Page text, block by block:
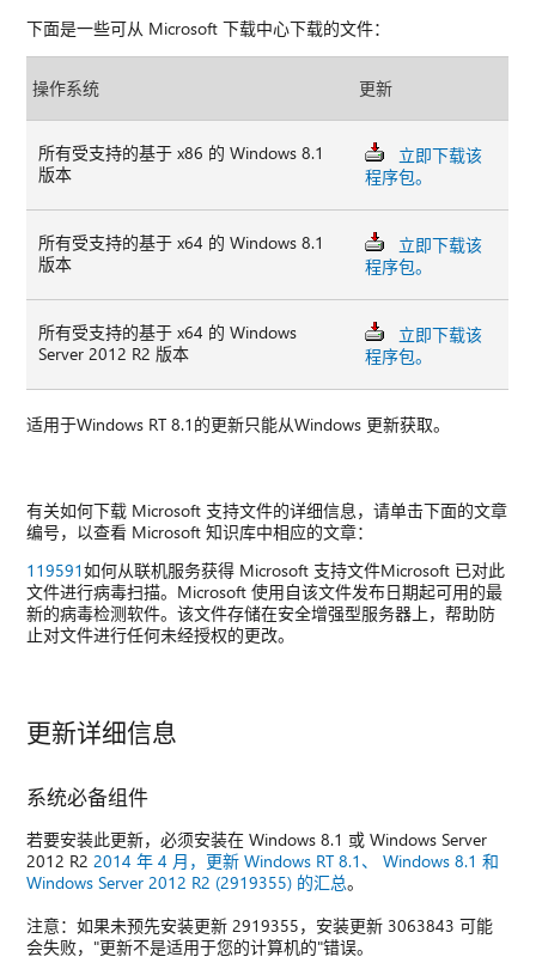
下面是一些可从 Microsoft 下载中心下载的文件：
操作系统 更新
所有受支持的基于 x86 的 Windows 8.1
版本
立即下载该
程序包。
所有受支持的基于 x64 的 Windows 8.1
版本
立即下载该
程序包。
所有受支持的基于 x64 的 Windows
Server 2012 R2 版本
立即下载该
程序包。
适用于Windows RT 8.1的更新只能从Windows 更新获取。
有关如何下载 Microsoft 支持文件的详细信息，请单击下面的文章
编号，以查看 Microsoft 知识库中相应的文章：
119591如何从联机服务获得 Microsoft 支持文件Microsoft 已对此
文件进行病毒扫描。Microsoft 使用自该文件发布日期起可用的最
新的病毒检测软件。该文件存储在安全增强型服务器上，帮助防
止对文件进行任何未经授权的更改。
更新详细信息
系统必备组件
若要安装此更新，必须安装在 Windows 8.1 或 Windows Server
2012 R22014 年 4 月，更新 Windows RT 8.1、 Windows 8.1 和
Windows Server 2012 R2 (2919355) 的汇总。
注意：如果未预先安装更新 2919355，安装更新 3063843 可能
会失败，"更新不是适用于您的计算机的"错误。